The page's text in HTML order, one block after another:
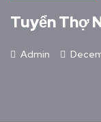
Tuyển Thợ
Admin